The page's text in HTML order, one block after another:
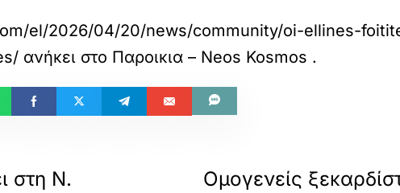
el/2026/04/20/news/community/oi-ellines-
ανήκει στο Παροικια – Neos Kosmos .
στη Ν.
Ομογενείς